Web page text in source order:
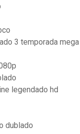
3 temporada mega
legendado hd
dublado